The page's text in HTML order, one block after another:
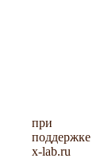
при
поддержке
x-lab.ru